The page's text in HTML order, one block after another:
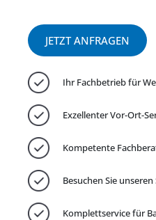
JETZT ANFRAGEN
Ihr Fachbetrieb für
Exzellenter Vor-Ort-
Kompetente
Besuchen Sie
Komplettservice für